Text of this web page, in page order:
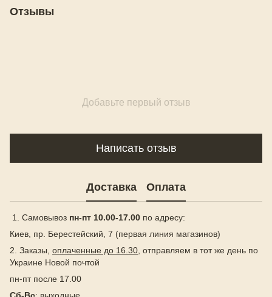
Отзывы
Добавьте первый отзыв
Написать отзыв
Доставка Оплата
1. Самовывоз пн-пт 10.00-17.00 по адресу:
Киев, пр. Берестейский, 7 (первая линия магазинов)
2. Заказы, оплаченные до 16.30, отправляем в тот же день по
Украине Новой почтой
пн-пт после 17.00